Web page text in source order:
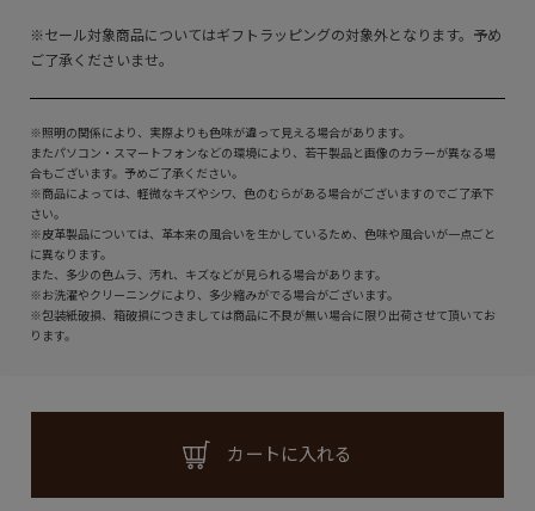
※セール対象商品についてはギフトラッピングの対象外となります。予め
ご了承くださいませ。
※照明の関係により、実際よりも色味が違って見える場合があります。
またパソコン・スマートフォンなどの環境により、若干製品と画像のカラーが異なる場
合もございます。予めご了承ください。
※商品によっては、軽微なキズやシワ、色のむらがある場合がございますのでご了承下
さい。
※皮革製品については、革本来の風合いを生かしているため、色味や風合いが一点ごと
に異なります。
また、多少の色ムラ、汚れ、キズなどが見られる場合があります。
※お洗濯やクリーニングにより、多少縮みがでる場合がございます。
※包装紙破損、箱破損につきましては商品に不良が無い場合に限り出荷させて頂いてお
ります。
カートに入れる